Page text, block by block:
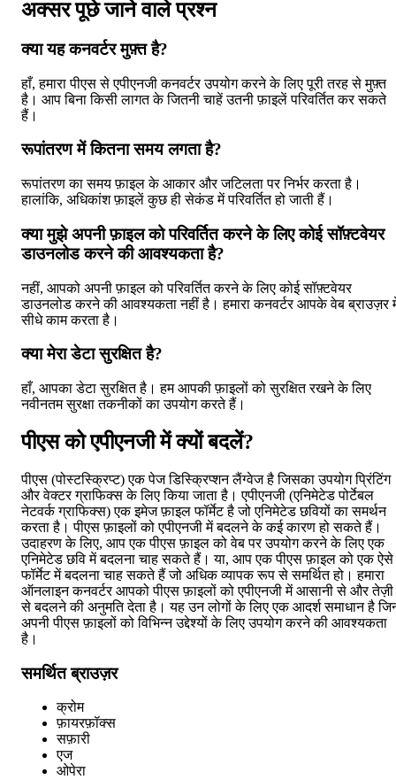
अक्सर पूछे जाने वाले प्रश्न
क्या यह कनवर्टर मुफ़्त है?
हाँ, हमारा पीएस से एपीएनजी कनवर्टर उपयोग करने के लिए पूरी तरह से मुफ़्त
है। आप बिना किसी लागत के जितनी चाहें उतनी फ़ाइलें परिवर्तित कर सकते
हैं।
रूपांतरण में कितना समय लगता है?
रूपांतरण का समय फ़ाइल के आकार और जटिलता पर निर्भर करता है।
हालांकि, अधिकांश फ़ाइलें कुछ ही सेकंड में परिवर्तित हो जाती हैं।
क्या मुझे अपनी फ़ाइल को परिवर्तित करने के लिए कोई सॉफ़्टवेयर
डाउनलोड करने की आवश्यकता है?
नहीं, आपको अपनी फ़ाइल को परिवर्तित करने के लिए कोई सॉफ़्टवेयर
डाउनलोड करने की आवश्यकता नहीं है। हमारा कनवर्टर आपके वेब ब्राउज़र
सीधे काम करता है।
क्या मेरा डेटा सुरक्षित है?
हाँ, आपका डेटा सुरक्षित है। हम आपकी फ़ाइलों को सुरक्षित रखने के लिए
नवीनतम सुरक्षा तकनीकों का उपयोग करते हैं।
पीएस को एपीएनजी में क्यों बदलें?
पीएस (पोस्टस्क्रिप्ट) एक पेज डिस्क्रिप्शन लैंग्वेज है जिसका उपयोग प्रिंटिंग
और वेक्टर ग्राफिक्स के लिए किया जाता है। एपीएनजी (एनिमेटेड पोर्टेबल
नेटवर्क ग्राफिक्स) एक इमेज फ़ाइल फॉर्मेट है जो एनिमेटेड छवियों का समर्थन
करता है। पीएस फ़ाइलों को एपीएनजी में बदलने के कई कारण हो सकते हैं।
उदाहरण के लिए, आप एक पीएस फ़ाइल को वेब पर उपयोग करने के लिए एक
एनिमेटेड छवि में बदलना चाह सकते हैं। या, आप एक पीएस फ़ाइल को एक ऐसे
फॉर्मेट में बदलना चाह सकते हैं जो अधिक व्यापक रूप से समर्थित हो। हमारा
ऑनलाइन कनवर्टर आपको पीएस फ़ाइलों को एपीएनजी में आसानी से और तेज़ी
से बदलने की अनुमति देता है। यह उन लोगों के लिए एक आदर्श समाधान है
अपनी पीएस फ़ाइलों को विभिन्न उद्देश्यों के लिए उपयोग करने की आवश्यकता
है।
समर्थित ब्राउज़र
क्रोम
फ़ायरफ़ॉक्स
सफ़ारी
एज
ओपेरा